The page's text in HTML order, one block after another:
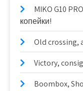
MIKO G10
копейки!
Old crossing,
Victory,
Boombox,